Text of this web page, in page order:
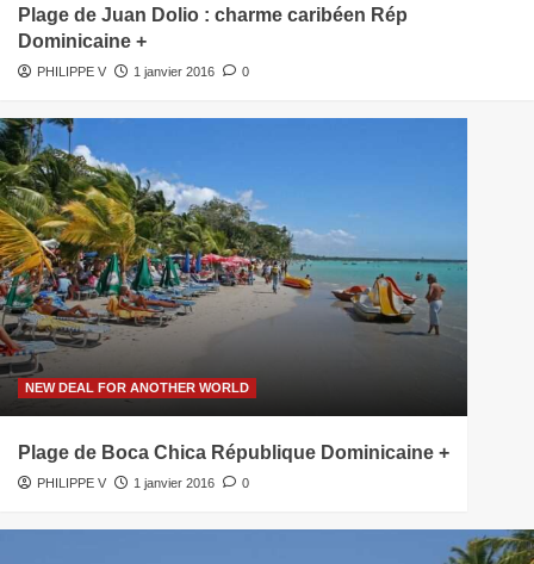
Plage de Juan Dolio : charme caribéen Rép
Dominicaine +
PHILIPPE V 1 janvier 2016 0
NEW DEAL FOR ANOTHER WORLD
Plage de Boca Chica République Dominicaine +
PHILIPPE V 1 janvier 2016 0